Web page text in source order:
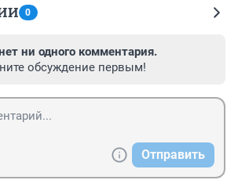
0
ни одного комментария.
обсуждение первым!
Отправить